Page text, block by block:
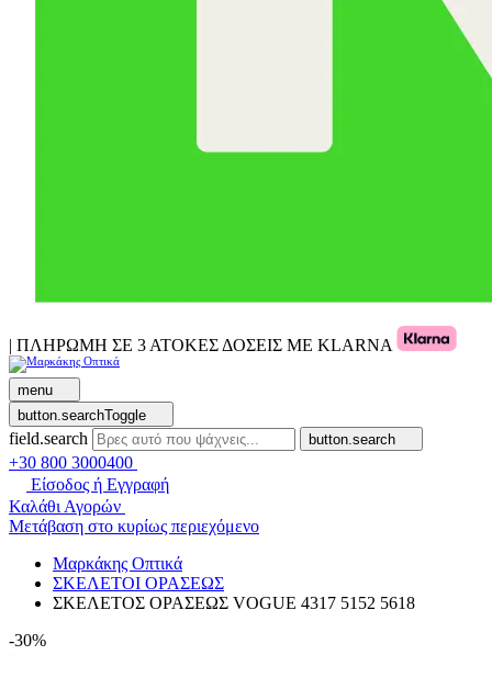
| ΠΛΗΡΩΜΗ ΣΕ 3 ΑΤΟΚΕΣ ΔΟΣΕΙΣ ΜΕ KLARNA
menu
button.searchToggle
field.search button.search
+30 800 3000400
Είσοδος ή Εγγραφή
Καλάθι Αγορών
Μετάβαση στο κυρίως περιεχόμενο
Μαρκάκης Οπτικά
ΣΚΕΛΕΤΟΙ ΟΡΑΣΕΩΣ
ΣΚΕΛΕΤΟΣ ΟΡΑΣΕΩΣ VOGUE 4317 5152 5618
-30%